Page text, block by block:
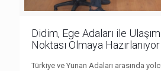
Didim, Ege Adaları ile
Noktası Olmaya Hazırlanıyor
Türkiye ve Yunan Adaları arasında